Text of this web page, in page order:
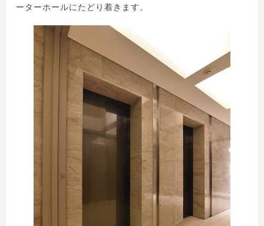
ーターホールにたどり着きます。